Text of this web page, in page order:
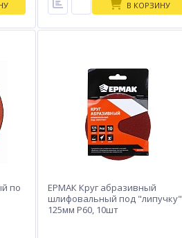
В КОРЗИНУ
по
ЕРМАК Круг абразивный
шлифовальный под "липучку"
125мм Р60, 10шт